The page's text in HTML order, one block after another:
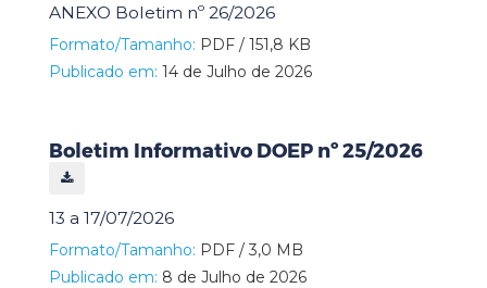
ANEXO Boletim nº 26/2026
Formato/Tamanho: PDF / 151,8 KB
Publicado em: 14 de Julho de 2026
Boletim Informativo DOEP nº 25/2026
13 a 17/07/2026
Formato/Tamanho: PDF / 3,0 MB
Publicado em: 8 de Julho de 2026